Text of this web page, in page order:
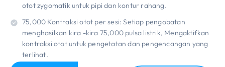
otot zygomatik untuk pipi dan kontur rahang.
75,000 Kontraksi otot per sesi: Setiap pengobatan
menghasilkan kira -kira 75,000 pulsa listrik, Mengaktifkan
kontraksi otot untuk pengetatan dan pengencangan yang
terlihat.